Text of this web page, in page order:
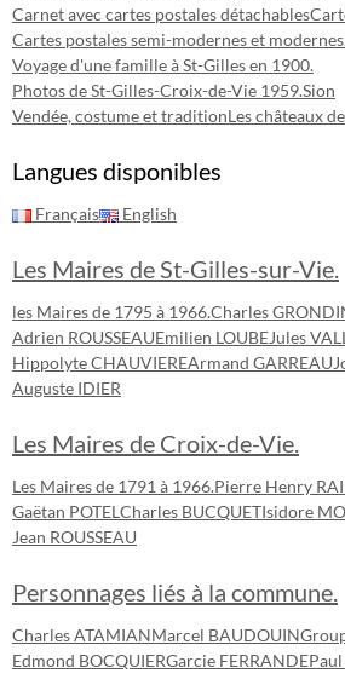
Carnet avec cartes postales détachables
Cartes postales semi-modernes et
Voyage d'une famille à St-Gilles en 1900.
Photos de St-Gilles-Croix-de-Vie 1959.Sion
Vendée, costume et traditionLes châteaux
Langues disponibles
Français English
Les Maires de St-Gilles-sur-Vie.
les Maires de 1795 à 1966.Charles
Adrien ROUSSEAUEmilien LOUBEJules
Hippolyte CHAUVIEREArmand GARREAU
Auguste IDIER
Les Maires de Croix-de-Vie.
Les Maires de 1791 à 1966.Pierre Henry
Gaëtan POTEL Charles BUCQUETIsidore
Jean ROUSSEAU
Personnages liés à la commune.
Charles ATAMIANMarcel BAUDOUIN
Edmond BOCQUIERGarcie FERRANDE